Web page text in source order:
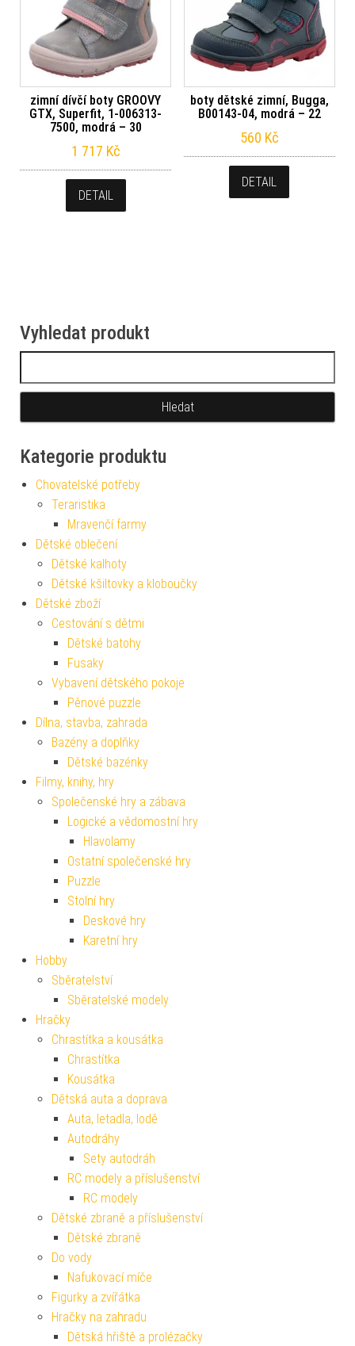
zimní dívčí boty GROOVY
GTX, Superfit, 1-006313-
7500, modrá – 30
1 717 Kč
DETAIL
boty dětské zimní, Bugga,
B00143-04, modrá – 22
560 Kč
DETAIL
Vyhledat produkt
Kategorie produktu
Chovatelské potřeby
Teraristika
Mravenčí farmy
Dětské oblečení
Dětské kalhoty
Dětské kšiltovky a kloboučky
Dětské zboží
Cestování s dětmi
Dětské batohy
Fusaky
Vybavení dětského pokoje
Pěnové puzzle
Dílna, stavba, zahrada
Bazény a doplňky
Dětské bazénky
Filmy, knihy, hry
Společenské hry a zábava
Logické a vědomostní hry
Hlavolamy
Ostatní společenské hry
Puzzle
Stolní hry
Deskové hry
Karetní hry
Hobby
Sběratelství
Sběratelské modely
Hračky
Chrastítka a kousátka
Chrastítka
Kousátka
Dětská auta a doprava
Auta, letadla, lodě
Autodráhy
Sety autodráh
RC modely a příslušenství
RC modely
Dětské zbraně a příslušenství
Dětské zbraně
Do vody
Nafukovací míče
Figurky a zvířátka
Hračky na zahradu
Dětská hřiště a prolézačky